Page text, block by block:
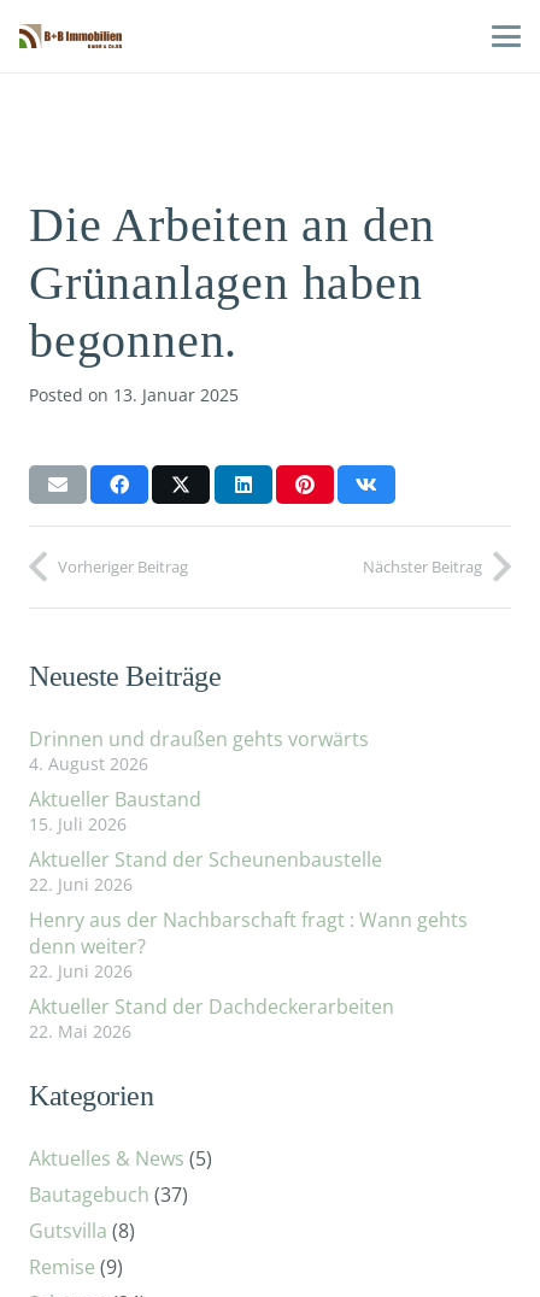
Die Arbeiten an den
Grünanlagen haben
begonnen.
Posted on 13. Januar 2025
Vorheriger Beitrag Nächster Beitrag
Neueste Beiträge
Drinnen und draußen gehts vorwärts
4. August 2026
Aktueller Baustand
15. Juli 2026
Aktueller Stand der Scheunenbaustelle
22. Juni 2026
Henry aus der Nachbarschaft fragt : Wann gehts
denn weiter?
22. Juni 2026
Aktueller Stand der Dachdeckerarbeiten
22. Mai 2026
Kategorien
Aktuelles & News (5)
Bautagebuch (37)
Gutsvilla (8)
Remise (9)